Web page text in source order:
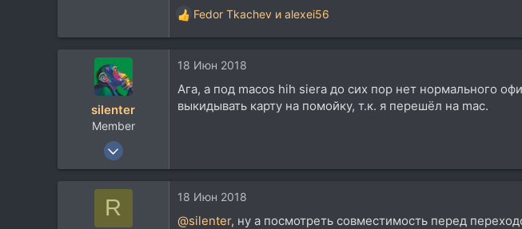
113
Р
е
к
и
и
Fedor Tkachev и alexei56
silenter
Member
12 Ноя 2006
18 Июн 2018
Ага, а под macos hih siera до сих пор нет нормального
выкидывать карту на помойку, т.к. я перешёл на mac.
R 18 Июн 2018
@silenter, ну а посмотреть совместимость перед